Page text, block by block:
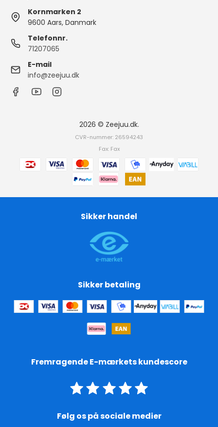
Kornmarken 2
9600 Aars, Danmark
Telefonnr.
71207065
E-mail
info@zeejuu.dk
2026 © Zeejuu.dk.
CVR-nummer: 26594243
Fax: Fax
Sikker handel
Sikker betaling
Fremragende E-mærkets kundescore
Følg os på sociale medier